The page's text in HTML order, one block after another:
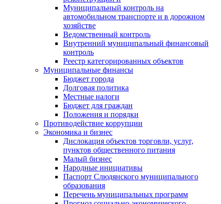
Муниципальный контроль на
автомобильном транспорте и в дорожном
хозяйстве
Ведомственный контроль
Внутренний муниципальный финансовый
контроль
Реестр категорированных объектов
Муниципальные финансы
Бюджет города
Долговая политика
Местные налоги
Бюджет для граждан
Положения и порядки
Противодействие коррупции
Экономика и бизнес
Дислокация объектов торговли, услуг,
пунктов общественного питания
Малый бизнес
Народные инициативы
Паспорт Слюдянского муниципального
образования
Перечень муниципальных программ